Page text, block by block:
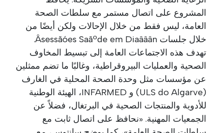
المشروع على اتصال مستمر مع سلطات الصحة
العامة، ليس فقط من خلال الإحالات ولكن أيضًا من
خلال جلسات Âsessãóes Saãºde em Diaââân.
تهدف هذه الاجتماعات العامة إلى تبسيط المخاوف
الصحية والعمليات البيروقراطية، وغالبًا ما تضم ممثلين
عن مؤسسات مثل وحدة الصحة المحلية في الغارف
(ULS do Algarve) و INFARMED، الهيئة الوطنية
للأدوية والمنتجات الصحية في البرتغال، فضلاً عن
الجمعيات المهنية. «نحافظ على اتصال ثابت مع